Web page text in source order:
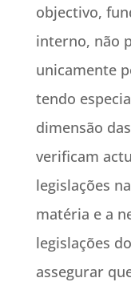
objectivo,
interno, não
unicamente
tendo
dimensão
verificam
legislações
matéria e a
legislações
assegurar